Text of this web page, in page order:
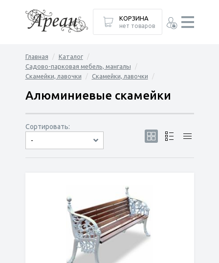
Главная
Каталог
Садово-парковая мебель, мангалы
Скамейки, лавочки
Скамейки, лавочки
Алюминиевые скамейки
Сортировать:
-
по популярности
сначала дешёвые
сначала дорогие
КОРЗИНА
нет товаров